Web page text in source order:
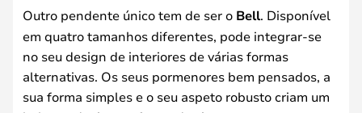
Outro pendente único tem de ser o Bell. Disponível
em quatro tamanhos diferentes, pode integrar-se
no seu design de interiores de várias formas
alternativas. Os seus pormenores bem pensados, a
sua forma simples e o seu aspeto robusto criam um